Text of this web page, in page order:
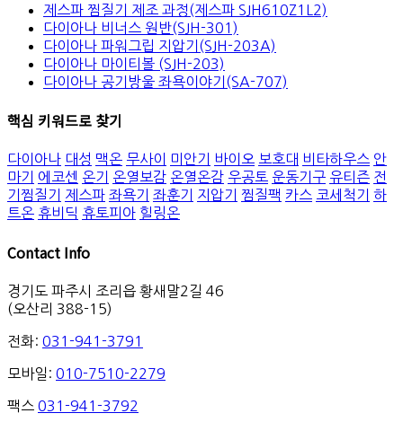
제스파 찜질기 제조 과정(제스파 SJH610Z1L2)
다이아나 비너스 원반(SJH-301)
다이아나 파워그립 지압기(SJH-203A)
다이아나 마이티볼 (SJH-203)
다이아나 공기방울 좌욕이야기(SA-707)
핵심 키워드로 찾기
다이아나 대성 맥온 무사이 미안기 바이오 보호대 비타하우스 안
마기
에코센 온기 온열보감 온열온감 우공토 운동기구 유티즌 전
기찜질기
제스파 좌욕기 좌훈기 지압기 찜질팩 카스 코세척기
하
트온 휴비딕 휴토피아 힐링온
Contact Info
경기도 파주시 조리읍 황새말2길 46
(오산리 388-15)
전화: 031-941-3791
모바일: 010-7510-2279
팩스 031-941-3792